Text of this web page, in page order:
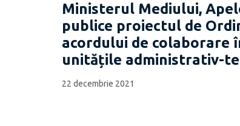
Ministerul Mediului,
publice proiectul de
acordului de colaborare
unitățile administrativ-
publicării:
22 decembrie 2021